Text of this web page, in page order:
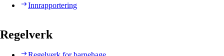
Innrapportering
Regelverk